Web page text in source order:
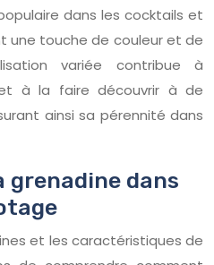
dans les cocktails et
une touche de couleur et de
variée contribue à
à la faire découvrir à de
ainsi sa pérennité dans
grenadine dans
et les caractéristiques de